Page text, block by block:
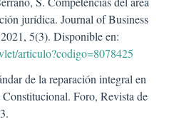
jurídica. Journal of Business
5(3). Disponible en:
articulo?codigo=8078425
de la reparación integral en
Foro, Revista de